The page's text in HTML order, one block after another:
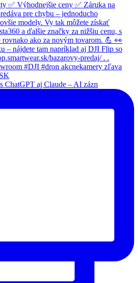
ChatGPT aj Claude – AI zázn